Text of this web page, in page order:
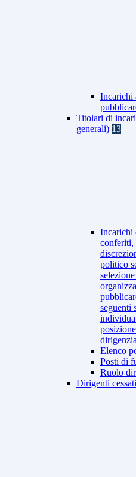
Incarichi
Titolari di
generali) 13
Incarichi
politico
seguenti
Elenco
Posti di
Ruolo
Dirigenti cessati